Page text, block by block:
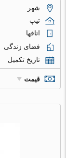
شهر
تیپ
اتاقها
فضای زندگی
تاریخ تکمیل
قیمت